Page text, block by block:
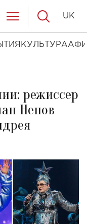
КУЛЬТУРА
UK
режиссер
Ненов